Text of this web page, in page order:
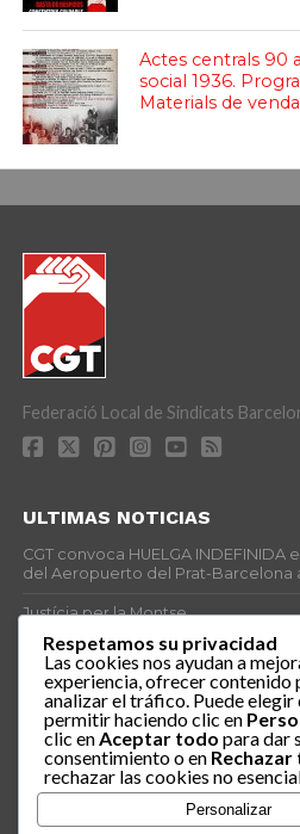
Actes centrals 90
social 1936.
Materials de
Federació Local de Sindicats
ULTIMAS NOTICIAS
CGT convoca HUELGA
del Aeropuerto del Prat-Barcelona
Justícia per la Montse
25J – Día Mundial para la
ERE encubierto en H&M Concentrix
Actes centrals 90 aniversari
central i per dies. Materials de
Respetamos su privacidad
Las cookies nos ayudan a
experiencia, ofrecer contenido
analizar el tráfico. Puede elegir
permitir haciendo clic en
clic en Aceptar todo para dar
consentimiento o en
rechazar las cookies no
Personalizar